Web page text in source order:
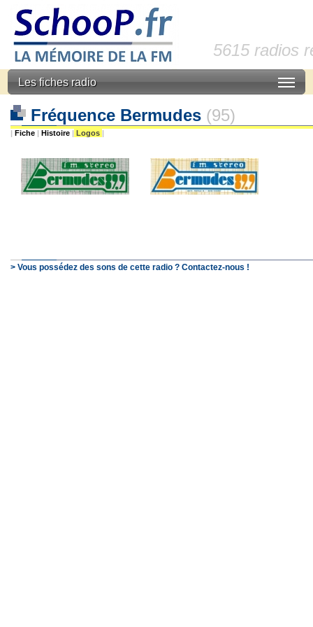
5615 radios
Les fiches radio
Fréquence Bermudes (95)
| Fiche | Histoire | Logos |
> Vous possédez des sons de cette radio ? Contactez-nous !